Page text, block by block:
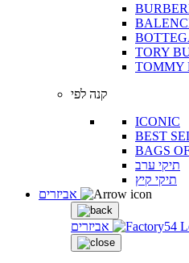
TORY
TOMMY
קנה לפי
ICONIC
BEST
BAGS
תיקי ערב
תיקי קיץ
אביזרים